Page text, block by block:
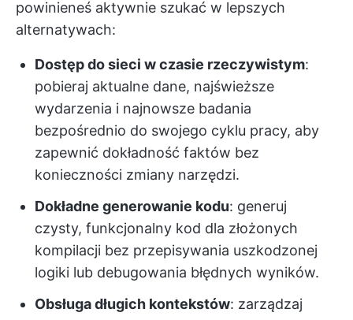
powinieneś aktywnie szukać w lepszych
alternatywach:
Dostęp do sieci w czasie rzeczywistym:
pobieraj aktualne dane, najświeższe
wydarzenia i najnowsze badania
bezpośrednio do swojego cyklu pracy, aby
zapewnić dokładność faktów bez
konieczności zmiany narzędzi.
Dokładne generowanie kodu: generuj
czysty, funkcjonalny kod dla złożonych
kompilacji bez przepisywania uszkodzonej
logiki lub debugowania błędnych wyników.
Obsługa długich kontekstów: zarządzaj